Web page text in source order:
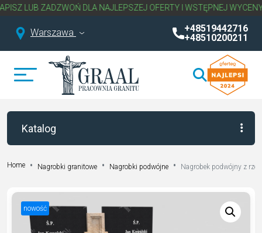
ZADZWOŃ DLA NAJLEPSZEJ OFERTY I WSTĘPNEJ WYCENY
Warszawa
+48519442716
+48510200211
Katalog
Home Nagrobki granitowe Nagrobki podwójne Nagrobek podwójny z
nowość